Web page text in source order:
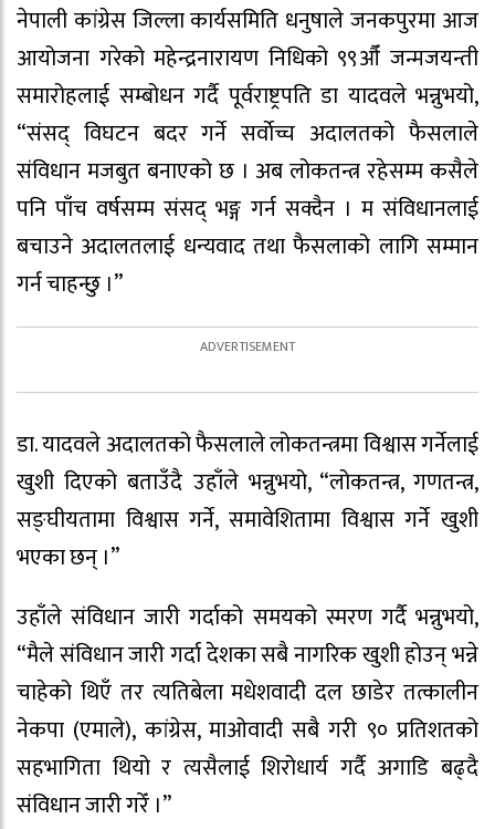
नेपाली कांग्रेस जिल्ला कार्यसमिति धनुषाले जनकपुरमा आज
आयोजना गरेको महेन्द्रनारायण निधिको ९९औँ जन्मजयन्ती
समारोहलाई सम्बोधन गर्दै पूर्वराष्ट्रपति डा यादवले भन्नुभयो,
“संसद् विघटन बदर गर्ने सर्वाेच्च अदालतको फैसलाले
संविधान मजबुत बनाएको छ । अब लोकतन्त्र रहेसम्म कसैले
पनि पाँच वर्षसम्म संसद् भङ्ग गर्न सक्दैन । म संविधानलाई
बचाउने अदालतलाई धन्यवाद तथा फैसलाको लागि सम्मान
गर्न चाहन्छु ।”
डा. यादवले अदालतको फैसलाले लोकतन्त्रमा विश्वास गर्नेलाई
खुशी दिएको बताउँदै उहाँले भन्नुभयो, “लोकतन्त्र, गणतन्त्र,
सङ्घीयतामा विश्वास गर्ने, समावेशितामा विश्वास गर्ने खुशी
भएका छन् ।”
उहाँले संविधान जारी गर्दाको समयको स्मरण गर्दै भन्नुभयो,
“मैले संविधान जारी गर्दा देशका सबै नागरिक खुशी होउन् भन्ने
चाहेको थिएँ तर त्यतिबेला मधेशवादी दल छाडेर तत्कालीन
नेकपा (एमाले), कांग्रेस, माओवादी सबै गरी ९० प्रतिशतको
सहभागिता थियो र त्यसैलाई शिरोधार्य गर्दै अगाडि बढ्दै
संविधान जारी गरेँ ।”